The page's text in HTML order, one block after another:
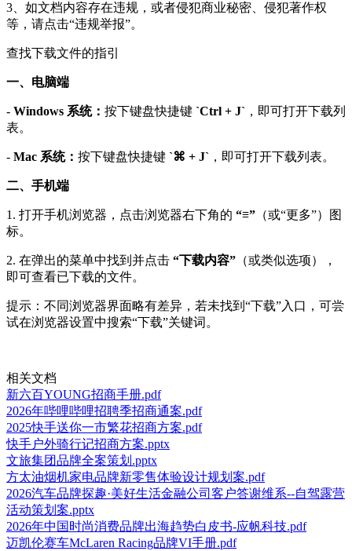
3、如文档内容存在违规，或者侵犯商业秘密、侵犯著作权
等，请点击“违规举报”。
查找下载文件的指引
一、电脑端
- Windows 系统： 按下键盘快捷键 `Ctrl + J` ，即可打开下载列
表。
- Mac 系统： 按下键盘快捷键 `⌘ + J` ，即可打开下载列表。
二、手机端
1. 打开手机浏览器，点击浏览器右下角的 “≡” （或“更多”）图
标。
2. 在弹出的菜单中找到并点击 “下载内容” （或类似选项），
即可查看已下载的文件。
提示：不同浏览器界面略有差异，若未找到“下载”入口，可尝
试在浏览器设置中搜索“下载”关键词。
相关文档
新六百YOUNG招商手册.pdf
2026年哔哩哔哩招聘季招商通案.pdf
2025快手送你一市繁花招商方案.pdf
快手户外骑行记招商方案.pptx
文旅集团品牌全案策划.pptx
方太油烟机家电品牌新零售体验设计规划案.pdf
2026汽车品牌探趣·美好生活金融公司客户答谢维系--自驾露营
活动策划案.pptx
2026年中国时尚消费品牌出海趋势白皮书-应帆科技.pdf
迈凯伦赛车McLaren Racing品牌VI手册.pdf